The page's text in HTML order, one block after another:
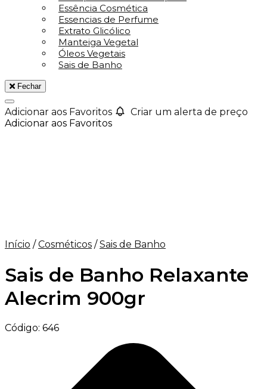
Essência Cosmética
Essencias de Perfume
Extrato Glicólico
Manteiga Vegetal
Óleos Vegetais
Sais de Banho
Fechar
Adicionar aos Favoritos
Criar um alerta de preço
Adicionar aos Favoritos
Início / Cosméticos / Sais de Banho
Sais de Banho Relaxante
Alecrim 900gr
Código: 646